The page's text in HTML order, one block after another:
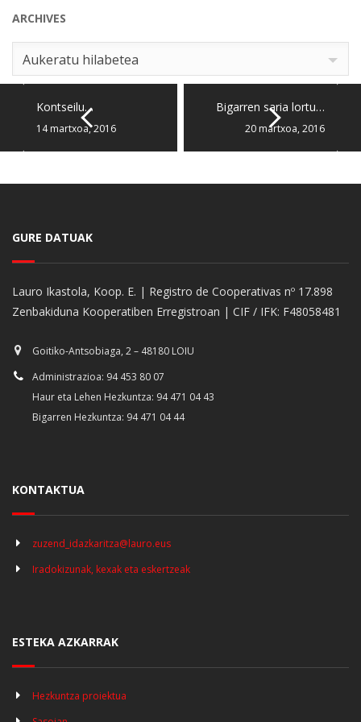
ARCHIVES
Archives
Aukeratu hilabetea
Kontseilu…
14 martxoa, 2016
Bigarren saria lortu…
20 martxoa, 2016
GURE DATUAK
Lauro Ikastola, Koop. E. | Registro de Cooperativas nº 17.898
Zenbakiduna Kooperatiben Erregistroan | CIF / IFK: F48058481
Goitiko-Antsobiaga, 2 – 48180 LOIU
Administrazioa: 94 453 80 07
Haur eta Lehen Hezkuntza: 94 471 04 43
Bigarren Hezkuntza: 94 471 04 44
KONTAKTUA
zuzend_idazkaritza@lauro.eus
Iradokizunak, kexak eta eskertzeak
ESTEKA AZKARRAK
Hezkuntza proiektua